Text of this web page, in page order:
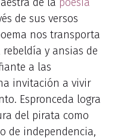
de sus versos
nos transporta
y ansias de
a las
invitación a vivir
Espronceda logra
del pirata como
de independencia,